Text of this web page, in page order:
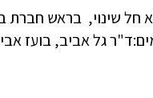
חל שינוי, בראש חברת
גל אביב, בועז